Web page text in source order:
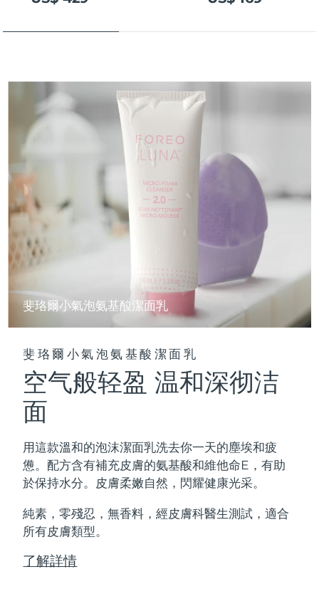
斐珞爾小氣泡氨基酸潔面乳
斐珞爾小氣泡氨基酸潔面乳
空气般轻盈 温和深彻洁
面
用這款溫和的泡沫潔面乳洗去你一天的塵埃和疲
憊。配方含有補充皮膚的氨基酸和維他命E，有助
於保持水分。皮膚柔嫩自然，閃耀健康光采。
純素，零殘忍，無香料，經皮膚科醫生測試，適合
所有皮膚類型。
了解詳情